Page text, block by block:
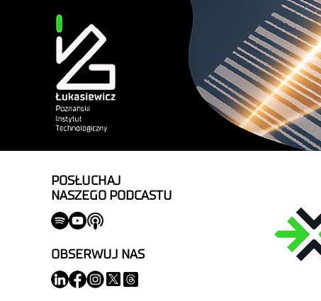
POSŁUCHAJ
NASZEGO PODCASTU
OBSERWUJ NAS